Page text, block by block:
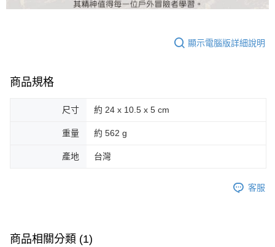
顯示電腦版詳細說明
商品規格
尺寸 約 24 x 10.5 x 5 cm
重量 約 562 g
產地 台灣
客服
商品相關分類 (1)